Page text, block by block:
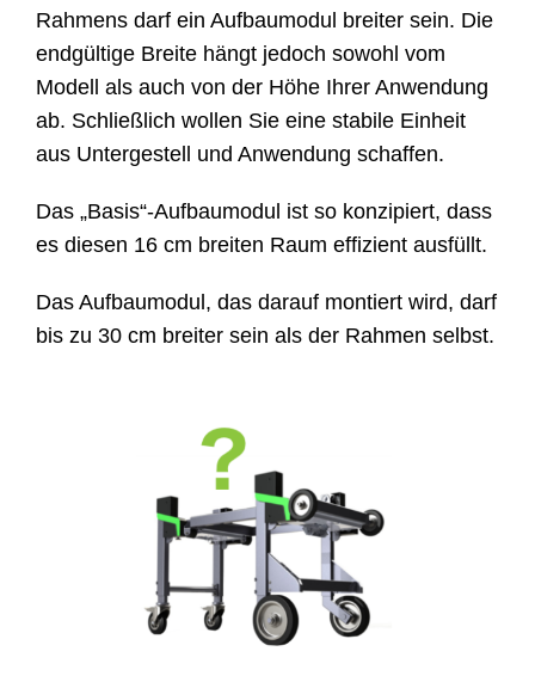
Kontakt
Rahmens darf ein Aufbaumodul breiter sein. Die
endgültige Breite hängt jedoch sowohl vom
Modell als auch von der Höhe Ihrer Anwendung
ab. Schließlich wollen Sie eine stabile Einheit
aus Untergestell und Anwendung schaffen.
Das „Basis“-Aufbaumodul ist so konzipiert, dass
es diesen 16 cm breiten Raum effizient ausfüllt.
Das Aufbaumodul, das darauf montiert wird, darf
bis zu 30 cm breiter sein als der Rahmen selbst.